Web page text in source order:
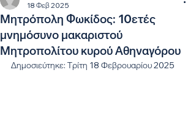
Μητρόπολη Φωκίδος: 10ετές
μνημόσυνο μακαριστού
Μητροπολίτου κυρού Αθηναγόρου
18 Φεβ 2025
Δημοσιεύτηκε: Τρίτη 18 Φεβρουαρίου 2025